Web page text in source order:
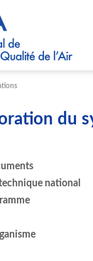
du
national